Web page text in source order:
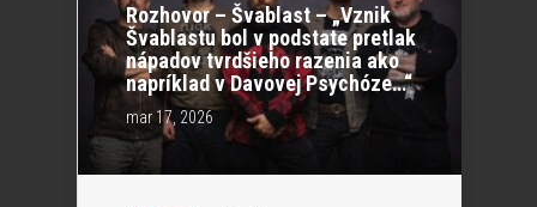
Rozhovor – Švablast – „Vznik
Švablastu bol v podstate pretlak
nápadov tvrdšieho razenia ako
napríklad v Davovej Psychóze…“
mar 17, 2026